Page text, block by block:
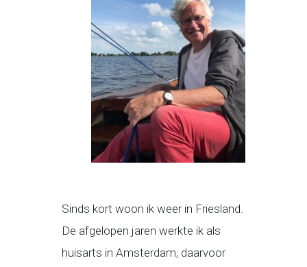
Sinds kort woon ik weer in Friesland.
De afgelopen jaren werkte ik als
huisarts in Amsterdam, daarvoor